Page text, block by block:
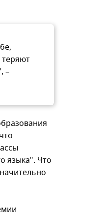
–
языка". Что